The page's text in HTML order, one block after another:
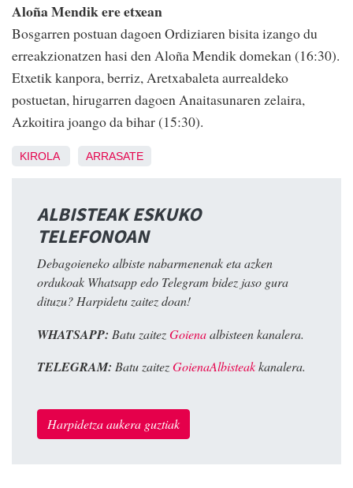
Aloña Mendik ere etxean
Bosgarren postuan dagoen Ordiziaren bisita izango du
erreakzionatzen hasi den Aloña Mendik domekan (16:30).
Etxetik kanpora, berriz, Aretxabaleta aurrealdeko
postuetan, hirugarren dagoen Anaitasunaren zelaira,
Azkoitira joango da bihar (15:30).
KIROLA ARRASATE
ALBISTEAK ESKUKO
TELEFONOAN
Debagoieneko albiste nabarmenenak eta azken
ordukoak Whatsapp edo Telegram bidez jaso gura
dituzu? Harpidetu zaitez doan!
WHATSAPP: Batu zaitezGoienaalbisteen kanalera.
TELEGRAM: Batu zaitezGoienaAlbisteakkanalera.
Harpidetza aukera guztiak